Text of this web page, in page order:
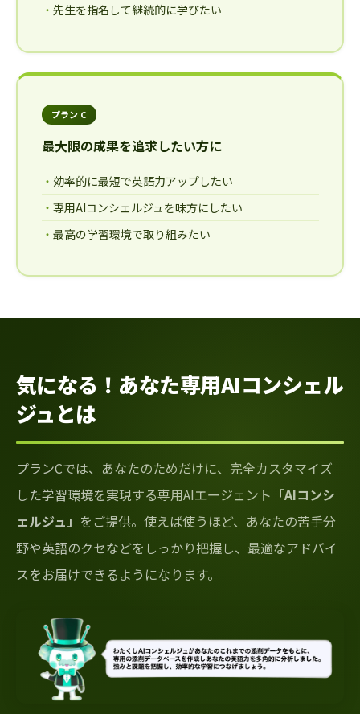
先生を指名して継続的に学びたい
プラン C
最大限の成果を追求したい方に
効率的に最短で英語力アップしたい
専用AIコンシェルジュを味方にしたい
最高の学習環境で取り組みたい
気になる！あなた専用AIコンシェル
ジュとは
プランCでは、あなたのためだけに、完全カスタマイズ
した学習環境を実現する専用AIエージェント 「AIコンシ
ェルジュ」 をご提供。使えば使うほど、あなたの苦手分
野や英語のクセなどをしっかり把握し、最適なアドバイ
スをお届けできるようになります。